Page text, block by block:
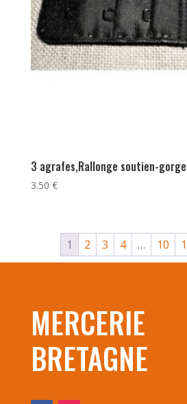
3 agrafes,Rallonge soutien-
3.50 €
1 2 3 4 … 10
MERCERIE
BRETAGNE